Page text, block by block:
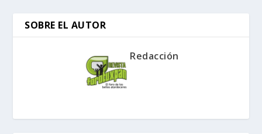
SOBRE EL AUTOR
Redacción